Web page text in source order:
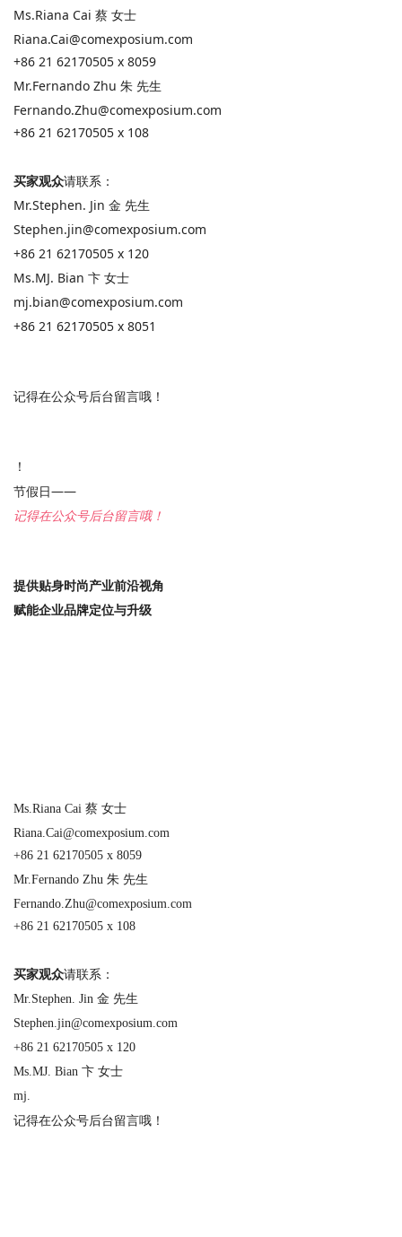
Ms.Riana Cai 蔡 女士
Riana.Cai@comexposium.com
+86 21 62170505 x 8059
Mr.Fernando Zhu 朱 先生
Fernando.Zhu@comexposium.com
+86 21 62170505 x 108
买家观众请联系：
Mr.Stephen. Jin 金 先生
Stephen.jin@comexposium.com
+86 21 62170505 x 120
Ms.MJ. Bian 卞 女士
mj.bian@comexposium.com
+86 21 62170505 x 8051
记得在公众号后台留言哦！
！
节假日——
记得在公众号后台留言哦！
提供贴身时尚产业前沿视角
赋能企业品牌定位与升级
Ms.Riana Cai 蔡 女士
Riana.Cai@comexposium.com
+86 21 62170505 x 8059
Mr.Fernando Zhu 朱 先生
Fernando.Zhu@comexposium.com
+86 21 62170505 x 108
买家观众请联系：
Mr.Stephen. Jin 金 先生
Stephen.jin@comexposium.com
+86 21 62170505 x 120
Ms.MJ. Bian 卞 女士
mj.
记得在公众号后台留言哦！